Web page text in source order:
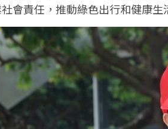
會責任，推動綠色出行和健康生